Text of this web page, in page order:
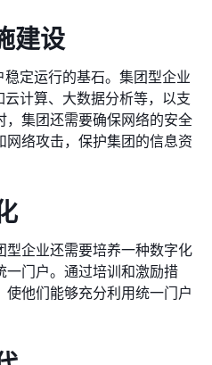
建设
定运行的基石。集团型企业
计算、大数据分析等，以支
集团还需要确保网络的安全
络攻击，保护集团的信息资
企业还需要培养一种数字化
门户。通过培训和激励措
他们能够充分利用统一门户